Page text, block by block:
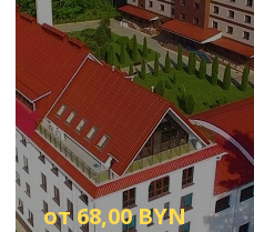
от 68,00 BYN